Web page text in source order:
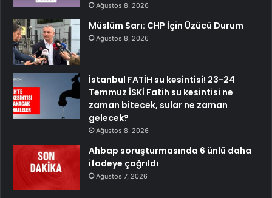
Ağustos 8, 2026
Müslüm Sarı: CHP İçin Üzücü Durum
Ağustos 8, 2026
İstanbul FATİH su kesintisi! 23-24
Temmuz İSKİ Fatih su kesintisi ne
zaman bitecek, sular ne zaman
gelecek?
Ağustos 8, 2026
Ahbap soruşturmasında 6 ünlü daha
ifadeye çağrıldı
Ağustos 7, 2026